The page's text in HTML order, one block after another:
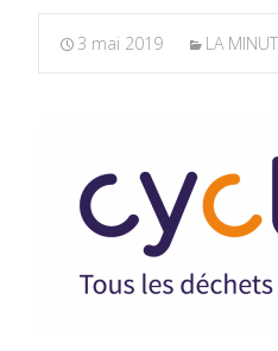
3 mai 2019 LA